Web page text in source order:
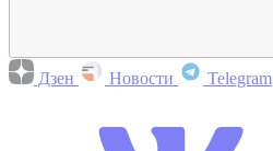
Дзен Новости Telegram